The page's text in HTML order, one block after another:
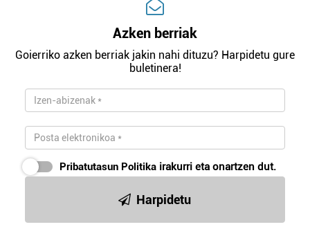
Azken berriak
Goierriko azken berriak jakin nahi dituzu? Harpidetu gure
buletinera!
Pribatutasun Politika irakurri eta onartzen dut.
Harpidetu